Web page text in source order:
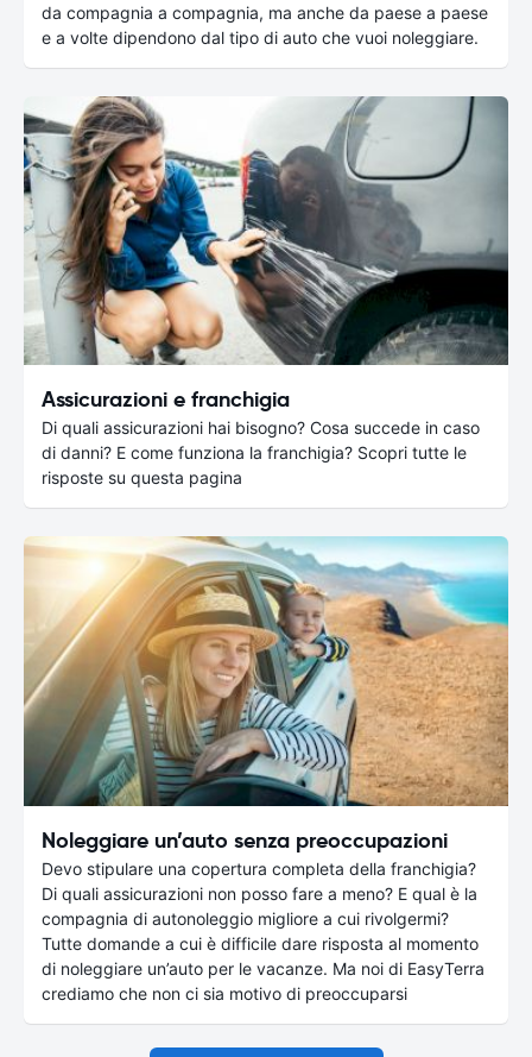
da compagnia a compagnia, ma anche da paese a paese
e a volte dipendono dal tipo di auto che vuoi noleggiare.
Assicurazioni e franchigia
Di quali assicurazioni hai bisogno? Cosa succede in caso
di danni? E come funziona la franchigia? Scopri tutte le
risposte su questa pagina
Noleggiare un’auto senza preoccupazioni
Devo stipulare una copertura completa della franchigia?
Di quali assicurazioni non posso fare a meno? E qual è la
compagnia di autonoleggio migliore a cui rivolgermi?
Tutte domande a cui è difficile dare risposta al momento
di noleggiare un’auto per le vacanze. Ma noi di EasyTerra
crediamo che non ci sia motivo di preoccuparsi